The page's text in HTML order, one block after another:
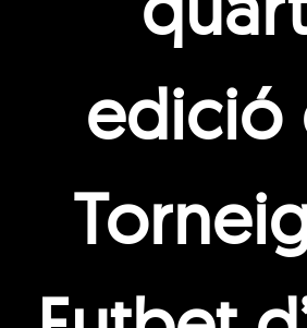
edició